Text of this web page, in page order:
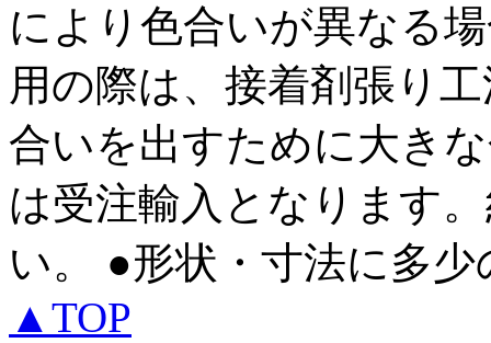
により色合いが異なる
用の際は、接着剤張り
合いを出すために大き
は受注輸入となります
い。 ●形状・寸法に多
▲TOP